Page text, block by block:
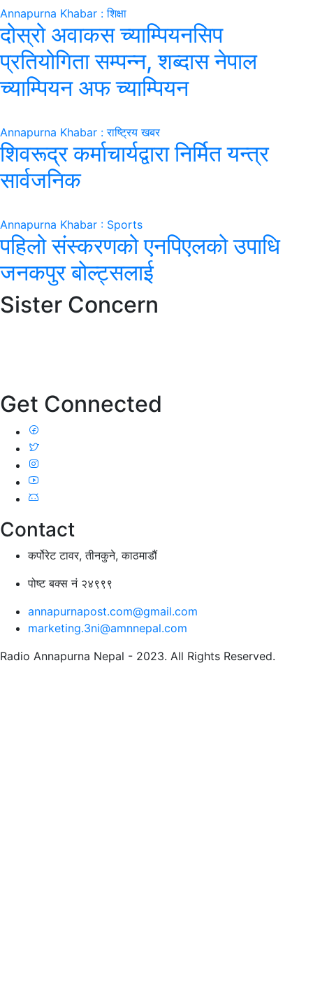
Annapurna Khabar : शिक्षा
दोस्रो अवाकस च्याम्पियनसिप
प्रतियोगिता सम्पन्न, शब्दास नेपाल
च्याम्पियन अफ च्याम्पियन
Annapurna Khabar : राष्ट्रिय खबर
शिवरूद्र कर्माचार्यद्वारा निर्मित यन्त्र
सार्वजनिक
Annapurna Khabar : Sports
पहिलो संस्करणको एनपिएलको उपाधि
जनकपुर बोल्ट्सलाई
Sister Concern
Get Connected
Contact
कर्पोरेट टावर, तीनकुने, काठमाडौं
पोष्ट बक्स नं २४९९९
annapurnapost.com@gmail.com
marketing.3ni@amnnepal.com
Radio Annapurna Nepal - 2023. All Rights Reserved.